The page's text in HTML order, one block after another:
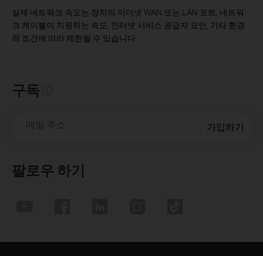
실제 네트워크 속도는 장치의 이더넷 WAN 또는 LAN 포트, 네트워
크 케이블이 지원하는 속도, 인터넷 서비스 공급자 요인, 기타 환경
적 조건에 따라 제한될 수 있습니다.
구독
메일 주소 가입하기
팔로우 하기